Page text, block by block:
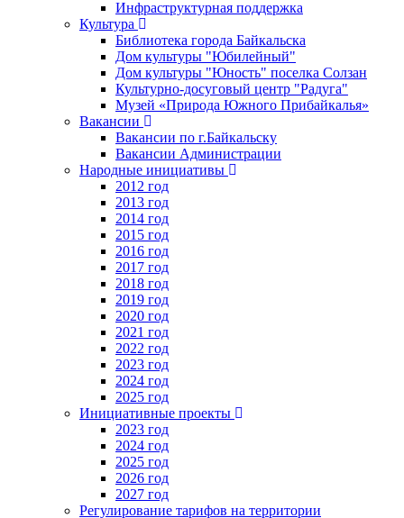
Инфраструктурная поддержка
Культура
Библиотека города Байкальска
Дом культуры "Юбилейный"
Дом культуры "Юность" поселка Солзан
Культурно-досуговый центр "Радуга"
Музей «Природа Южного Прибайкалья»
Вакансии
Вакансии по г.Байкальску
Вакансии Администрации
Народные инициативы
2012 год
2013 год
2014 год
2015 год
2016 год
2017 год
2018 год
2019 год
2020 год
2021 год
2022 год
2023 год
2024 год
2025 год
Инициативные проекты
2023 год
2024 год
2025 год
2026 год
2027 год
Регулирование тарифов на территории